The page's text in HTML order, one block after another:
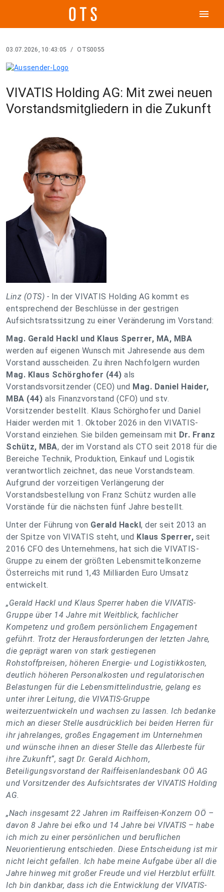
menu
03.07.2026, 10:43:05 / OTS0055
VIVATIS Holding AG: Mit zwei neuen
Vorstandsmitgliedern in die Zukunft
Linz (OTS) - In der VIVATIS Holding AG kommt es
entsprechend der Beschlüsse in der gestrigen
Aufsichtsratssitzung zu einer Veränderung im Vorstand:
Mag. Gerald Hackl und Klaus Sperrer, MA, MBA
werden auf eigenen Wunsch mit Jahresende aus dem
Vorstand ausscheiden. Zu ihren Nachfolgern wurden
Mag. Klaus Schörghofer (44) als
Vorstandsvorsitzender (CEO) und Mag. Daniel Haider,
MBA (44) als Finanzvorstand (CFO) und stv.
Vorsitzender bestellt. Klaus Schörghofer und Daniel
Haider werden mit 1. Oktober 2026 in den VIVATIS-
Vorstand einziehen. Sie bilden gemeinsam mit Dr. Franz
Schütz, MBA, der im Vorstand als CTO seit 2018 für die
Bereiche Technik, Produktion, Einkauf und Logistik
verantwortlich zeichnet, das neue Vorstandsteam.
Aufgrund der vorzeitigen Verlängerung der
Vorstandsbestellung von Franz Schütz wurden alle
Vorstände für die nächsten fünf Jahre bestellt.
Unter der Führung von Gerald Hackl, der seit 2013 an
der Spitze von VIVATIS steht, und Klaus Sperrer, seit
2016 CFO des Unternehmens, hat sich die VIVATIS-
Gruppe zu einem der größten Lebensmittelkonzerne
Österreichs mit rund 1,43 Milliarden Euro Umsatz
entwickelt.
„Gerald Hackl und Klaus Sperrer haben die VIVATIS-
Gruppe über 14 Jahre mit Weitblick, fachlicher
Kompetenz und großem persönlichem Engagement
geführt. Trotz der Herausforderungen der letzten Jahre,
die geprägt waren von stark gestiegenen
Rohstoffpreisen, höheren Energie- und Logistikkosten,
deutlich höheren Personalkosten und regulatorischen
Belastungen für die Lebensmittelindustrie, gelang es
unter ihrer Leitung, die VIVATIS-Gruppe
weiterzuentwickeln und wachsen zu lassen. Ich bedanke
mich an dieser Stelle ausdrücklich bei beiden Herren für
ihr jahrelanges, großes Engagement im Unternehmen
und wünsche ihnen an dieser Stelle das Allerbeste für
ihre Zukunft“, sagt Dr. Gerald Aichhorn,
Beteiligungsvorstand der Raiffeisenlandesbank OÖ AG
und Vorsitzender des Aufsichtsrates der VIVATIS Holding
AG.
„Nach insgesamt 22 Jahren im Raiffeisen-Konzern OÖ –
davon 8 Jahre bei efko und 14 Jahre bei VIVATIS – habe
ich mich zu einer persönlichen und beruflichen
Neuorientierung entschieden. Diese Entscheidung ist mir
nicht leicht gefallen. Ich habe meine Aufgabe über all die
Jahre hinweg mit großer Freude und viel Herzblut erfüllt.
Ich bin dankbar, dass ich die Entwicklung der VIVATIS-